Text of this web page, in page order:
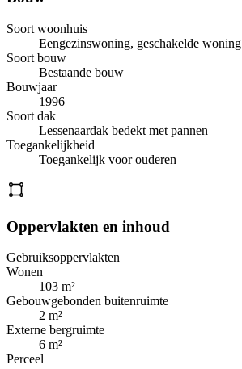
Soort woonhuis
Eengezinswoning, geschakelde woning
Soort bouw
Bestaande bouw
Bouwjaar
1996
Soort dak
Lessenaardak bedekt met pannen
Toegankelijkheid
Toegankelijk voor ouderen
Oppervlakten en inhoud
Gebruiksoppervlakten
Wonen
103 m²
Gebouwgebonden buitenruimte
2 m²
Externe bergruimte
6 m²
Perceel